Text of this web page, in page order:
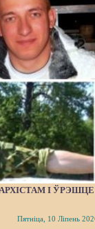
І ЎРЭШЦЕ
Пятніца, 10 Ліпень